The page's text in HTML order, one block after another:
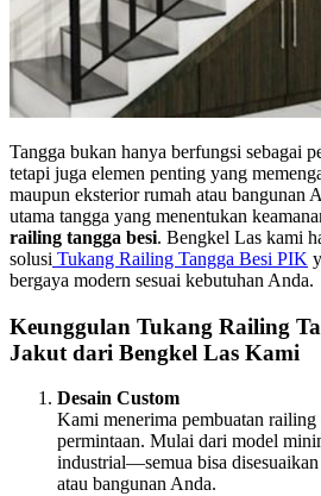
Tangga bukan hanya berfungsi sebagai
tetapi juga elemen penting yang
maupun eksterior rumah atau bangunan
utama tangga yang menentukan
railing tangga besi. Bengkel Las kami
solusi Tukang Railing Tangga Besi PIK
bergaya modern sesuai kebutuhan Anda.
Keunggulan Tukang Railing
Jakut dari Bengkel Las Kami
Desain Custom
Kami menerima pembuatan railing
permintaan. Mulai dari model
industrial—semua bisa
atau bangunan Anda.